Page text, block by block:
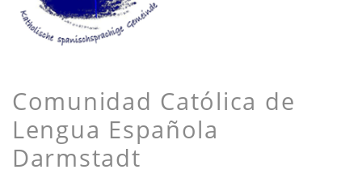
Comunidad Católica de
Lengua Española
Darmstadt